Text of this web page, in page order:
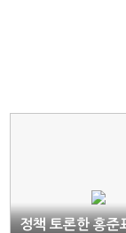
정책 토론한 홍준